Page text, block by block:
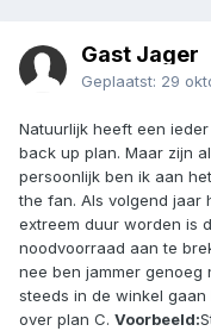
Gast Jager
Geplaatst: 29
Natuurlijk heeft een
back up plan. Maar zijn
persoonlijk ben ik aan
the fan. Als volgend jaar
extreem duur worden is
noodvoorraad aan te
nee ben jammer genoeg
steeds in de winkel
over plan C. Voorbeeld: